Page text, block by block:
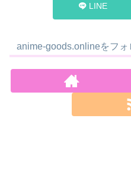
LINE
anime-goods.onlineをフォ